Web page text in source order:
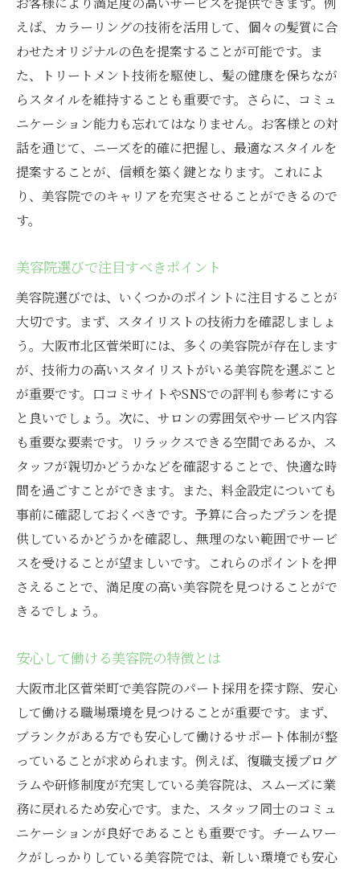
美容院での安心な復帰プランを提案
復帰しやすい美容院の職場環境
大阪で美容院パート復帰をサポート
職場復帰に最適な美容院の選び方
安心のサポート体制！大阪の美容院求人
美容院パートで受けられるサポート内容
大阪の美容院求人で重視すべきポイント
美容院でのサポート体制を確認する
美容院求人でのサポート内容を比較
大阪市北区で見つける美容院パートのチャンス
北区での美容院パート求人情報を探す
美容院での新たなキャリアチャンス
美容院パート勤務での成長の可能性
大阪市北区で働くメリットを紹介
美容院での求人情報を効率的に探す
転職に役立つ美容院求人情報の活用
えば、カラーリングの技術を活用して、個々の髪質に合
わせたオリジナルの色を提案することが可能です。ま
た、トリートメント技術を駆使し、髪の健康を保ちなが
らスタイルを維持することも重要です。さらに、コミュ
ニケーション能力も忘れてはなりません。お客様との対
話を通じて、ニーズを的確に把握し、最適なスタイルを
提案することが、信頼を築く鍵となります。これによ
り、美容院でのキャリアを充実させることができるので
す。
美容院選びで注目すべきポイント
美容院選びでは、いくつかのポイントに注目することが
大切です。まず、スタイリストの技術力を確認しましょ
う。大阪市北区菅栄町には、多くの美容院が存在します
が、技術力の高いスタイリストがいる美容院を選ぶこと
が重要です。口コミサイトやSNSでの評判も参考にする
と良いでしょう。次に、サロンの雰囲気やサービス内容
も重要な要素です。リラックスできる空間であるか、ス
タッフが親切かどうかなどを確認することで、快適な時
間を過ごすことができます。また、料金設定についても
事前に確認しておくべきです。予算に合ったプランを提
供しているかどうかを確認し、無理のない範囲でサービ
スを受けることが望ましいです。これらのポイントを押
さえることで、満足度の高い美容院を見つけることがで
きるでしょう。
安心して働ける美容院の特徴とは
大阪市北区菅栄町で美容院のパート採用を探す際、安心
して働ける職場環境を見つけることが重要です。まず、
ブランクがある方でも安心して働けるサポート体制が整
っていることが求められます。例えば、復職支援プログ
ラムや研修制度が充実している美容院は、スムーズに業
務に戻れるため安心です。また、スタッフ同士のコミュ
ニケーションが良好であることも重要です。チームワー
クがしっかりしている美容院では、新しい環境でも安心